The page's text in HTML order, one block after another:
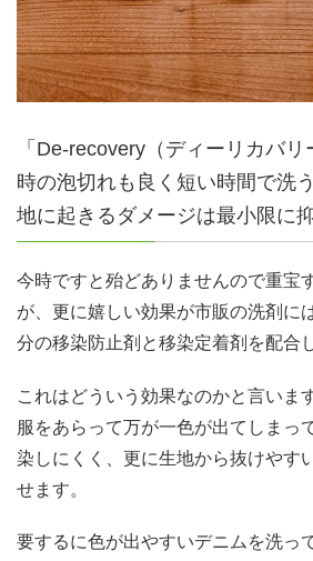
「De-recovery（ディーリカバ
時の泡切れも良く短い時間で洗
地に起きるダメージは最小限に
今時ですと殆どありませんので重宝
が、更に嬉しい効果が市販の洗剤に
分の移染防止剤と移染定着剤を配合
これはどういう効果なのかと言いま
服をあらって万が一色が出てしまっ
染しにくく、更に生地から抜けやす
せます。
要するに色が出やすいデニムを洗っ